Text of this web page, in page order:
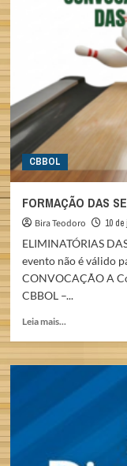
AIRLINES
BRASIL
2026
CBBOL
FORMAÇÃO DAS
Bira Teodoro 10
ELIMINATÓRIAS
evento não é válido
CONVOCAÇÃO A
CBBOL –...
Leia mais...
FORMAÇÃO
SELEÇÕES